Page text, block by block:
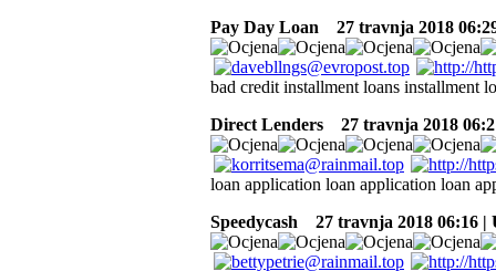
Pay Day Loan
27 travnja 2018
bad credit installment loans installment
Direct Lenders
27 travnja 2018
loan application loan application loan
Speedycash
27 travnja 2018 06:16 |